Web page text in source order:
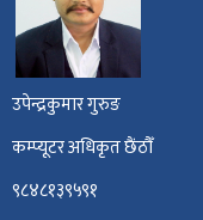
उपेन्द्रकुमार गुरुङ
कम्प्यूटर अधिकृत छैंठौँ
९८४८१३९५९१